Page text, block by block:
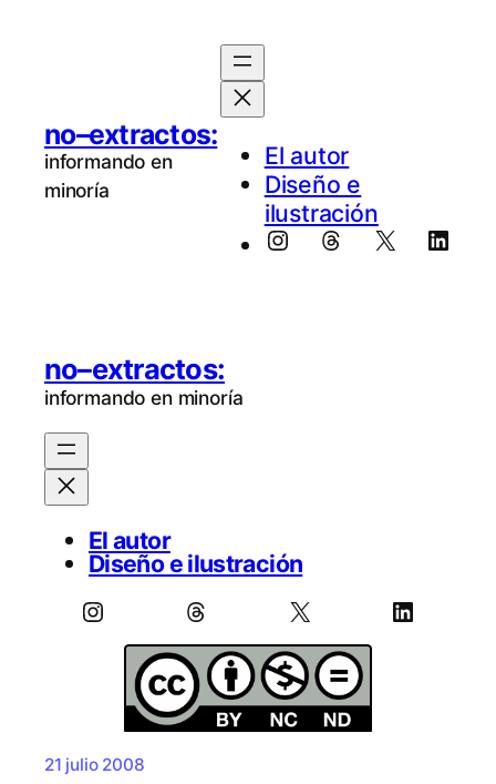
no–extractos:
informando en
minoría
El au­tor
Diseño e
ilustración
Instagram
Threads
X
no–extractos:
informando en minoría
El autor
Diseño e ilustración
Instagram Threads X LinkedIn
21 julio 2008